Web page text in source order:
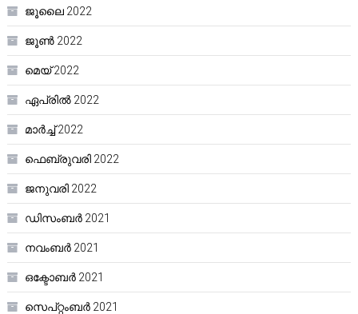
ജൂലൈ 2022
ജൂൺ 2022
മെയ്‌ 2022
ഏപ്രിൽ 2022
മാർച്ച്‌ 2022
ഫെബ്രുവരി 2022
ജനുവരി 2022
ഡിസംബർ 2021
നവംബർ 2021
ഒക്ടോബർ 2021
സെപ്റ്റംബർ 2021